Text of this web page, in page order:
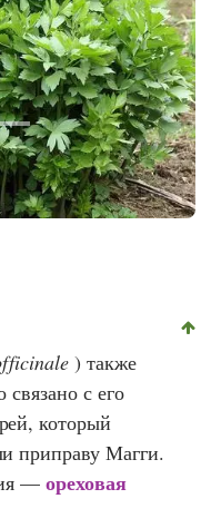
) также
с его
который
приправу Магги.
—ореховая